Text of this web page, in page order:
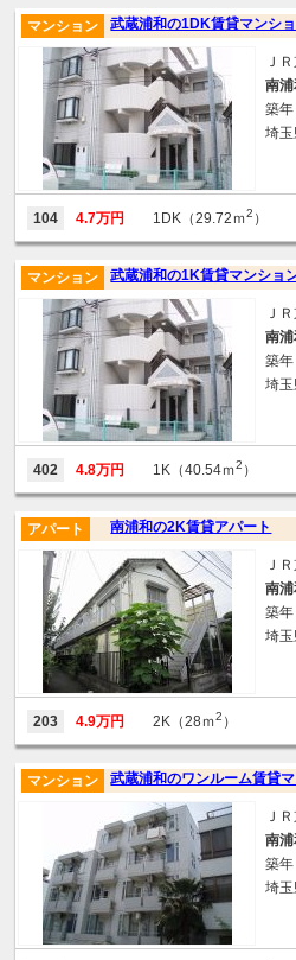
武蔵浦和の1DK賃貸マンシ
マンション
Ｊ
南
築
埼
104 4.7万円 1DK（29.72ｍ2 ）
武蔵浦和の1K賃貸マンショ
マンション
Ｊ
南
築
埼玉
402 4.8万円 1K（40.54ｍ2 ）
南浦和の2K賃貸アパート
アパート
Ｊ
南
築
埼玉
203 4.9万円 2K（28ｍ2 ）
武蔵浦和のワンルーム賃貸
マンション
Ｊ
南
築
埼玉